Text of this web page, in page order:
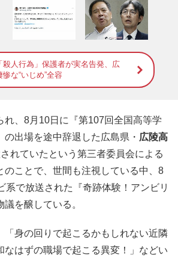
殺人行為」保護者が実名告発、広
な“いじめ”全容
、8月10日に『第107回全国高等学
出場を途中辞退した広島県・ 広陵高
れていたという第三者委員会による
のことで、世間も注視している中、8
系で放送された『奇跡体験！アンビリ
を醸している。
身の回りで起こるかもしれない近隣
なはずの職場で起こる異変！」などい